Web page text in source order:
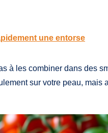
une entorse
à les combiner dans des
sur votre peau, mais